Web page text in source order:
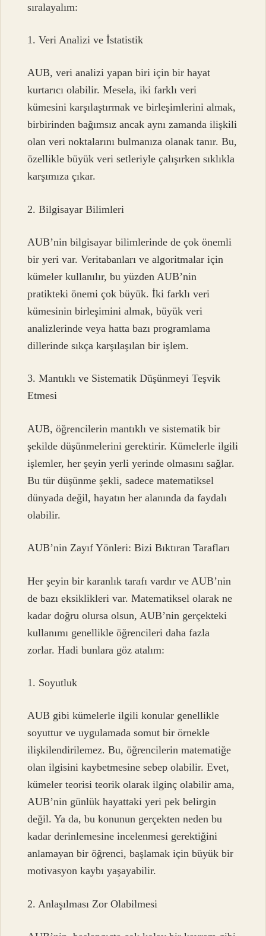
sıralayalım:
1. Veri Analizi ve İstatistik
AUB, veri analizi yapan biri için bir hayat
kurtarıcı olabilir. Mesela, iki farklı veri
kümesini karşılaştırmak ve birleşimlerini almak,
birbirinden bağımsız ancak aynı zamanda ilişkili
olan veri noktalarını bulmanıza olanak tanır. Bu,
özellikle büyük veri setleriyle çalışırken sıklıkla
karşımıza çıkar.
2. Bilgisayar Bilimleri
AUB’nin bilgisayar bilimlerinde de çok önemli
bir yeri var. Veritabanları ve algoritmalar için
kümeler kullanılır, bu yüzden AUB’nin
pratikteki önemi çok büyük. İki farklı veri
kümesinin birleşimini almak, büyük veri
analizlerinde veya hatta bazı programlama
dillerinde sıkça karşılaşılan bir işlem.
3. Mantıklı ve Sistematik Düşünmeyi Teşvik
Etmesi
AUB, öğrencilerin mantıklı ve sistematik bir
şekilde düşünmelerini gerektirir. Kümelerle ilgili
işlemler, her şeyin yerli yerinde olmasını sağlar.
Bu tür düşünme şekli, sadece matematiksel
dünyada değil, hayatın her alanında da faydalı
olabilir.
AUB’nin Zayıf Yönleri: Bizi Bıktıran Tarafları
Her şeyin bir karanlık tarafı vardır ve AUB’nin
de bazı eksiklikleri var. Matematiksel olarak ne
kadar doğru olursa olsun, AUB’nin gerçekteki
kullanımı genellikle öğrencileri daha fazla
zorlar. Hadi bunlara göz atalım:
1. Soyutluk
AUB gibi kümelerle ilgili konular genellikle
soyuttur ve uygulamada somut bir örnekle
ilişkilendirilemez. Bu, öğrencilerin matematiğe
olan ilgisini kaybetmesine sebep olabilir. Evet,
kümeler teorisi teorik olarak ilginç olabilir ama,
AUB’nin günlük hayattaki yeri pek belirgin
değil. Ya da, bu konunun gerçekten neden bu
kadar derinlemesine incelenmesi gerektiğini
anlamayan bir öğrenci, başlamak için büyük bir
motivasyon kaybı yaşayabilir.
2. Anlaşılması Zor Olabilmesi